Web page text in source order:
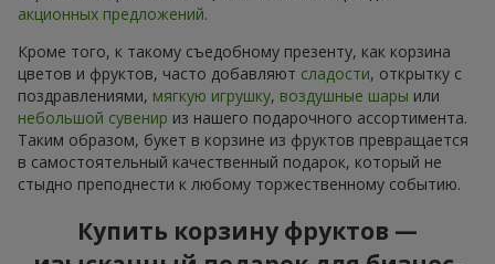
акционных предложений.
Кроме того, к такому съедобному презенту, как корзина
цветов и фруктов, часто добавляют сладости, открытку с
поздравлениями, мягкую игрушку, воздушные шары или
небольшой сувенир из нашего подарочного ассортимента.
Таким образом, букет в корзине из фруктов превращается
в самостоятельный качественный подарок, который не
стыдно преподнести к любому торжественному событию.
Купить корзину фруктов —